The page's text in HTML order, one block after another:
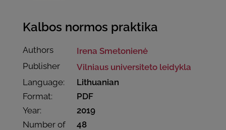
Kalbos normos praktika
Authors
Irena Smetonienė
Publisher
Vilniaus universiteto leidykla
Language:
Lithuanian
Format:
PDF
Year:
2019
Number of
48